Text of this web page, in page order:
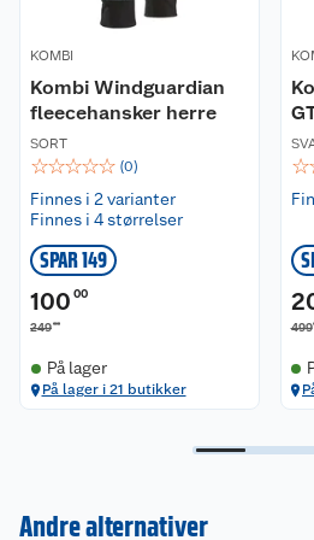
°C. Bør ikke strykes eller
tørketromles på lav
KOMBI
Kombi Windguardian
fleecehansker herre
SORT
☆☆☆☆☆ (0)
Finnes i 2 varianter
Finnes i 4 størrelser
SPAR 149
100 00
24900
På lager
På lager i 21 butikker
☆
499
Andre alternativer